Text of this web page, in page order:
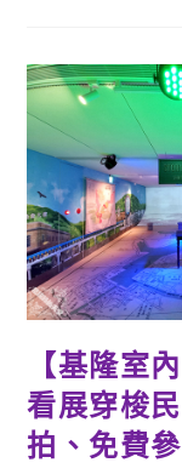
【基隆室
看展穿梭
拍、免費